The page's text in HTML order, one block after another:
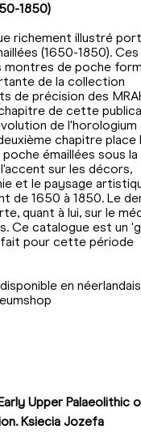
1850)
richement illustré
(1650-1850). Ces
montres de poche
de la collection
de précision des
de cette
de l'horologium
chapitre place
émaillées sous la
sur les décors,
et le paysage
de 1650 à 1850. Le
quant à lui, sur le
Ce catalogue est un
pour cette période
en
Upper Palaeolithic
Ksiecia Jozefa